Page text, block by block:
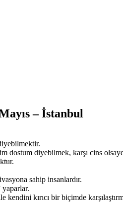
– İstanbul
dostum diyebilmek, karşı cins
sahip insanlardır.
yaparlar.
kırıcı bir biçimde